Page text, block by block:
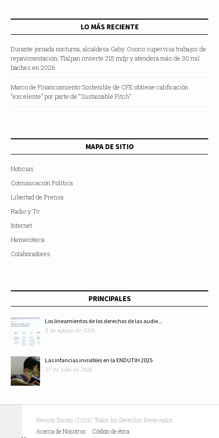
LO MÁS RECIENTE
Durante jornada nocturna, alcaldesa Gaby Osorio supervisa trabajos de
repavimentación; Tlalpan invierte 215 mdp y atenderá más de 30 mil
baches en 2026
Marco de Financiamiento Sostenible de CFE obtiene calificación
“excelente” por parte de “Sustainable Fitch”
MAPA DE SITIO
Noticias
Comunicación Política
Libertad de Prensa
Radio y Tv
Internet
Hemeroteca
Colaboradores
PRINCIPALES
Los lineamientos de los derechos de las audie...
5 de agosto de 2026
Las infancias invisibles en la ENDUTIH 2025
27 de julio de 2026
Revista Zocalo /2025/ Todos los Derechos Reservados
Acerca de Nosotros
Código de ética